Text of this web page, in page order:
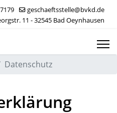
geschaeftsstelle@bvkd.de
11 - 32545 Bad Oeynhausen
Datenschutz